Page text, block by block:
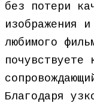
без потери
изображения
любимого
почувствуете
Благодаря